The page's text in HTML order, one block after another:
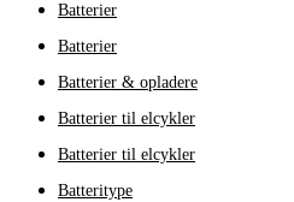
Batterier
Batterier
Batterier & opladere
Batterier til elcykler
Batterier til elcykler
Batteritype